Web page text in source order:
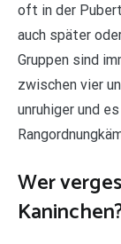
oft in der
auch später
Gruppen sind
zwischen vier
unruhiger und
Wer